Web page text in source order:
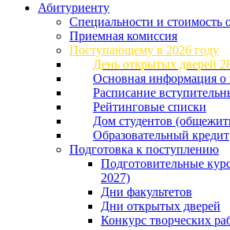
Абитуриенту
Специальности и стоимость
Приемная комиссия
Поступающему в 2026 году
День открытых дверей
Основная информация о
Расписание
Рейтинговые списки
Дом студентов
Образовательный кредит
Подготовка к поступлению
Подготовительные
2027)
Дни факультетов
Дни открытых дверей
Конкурс творческих